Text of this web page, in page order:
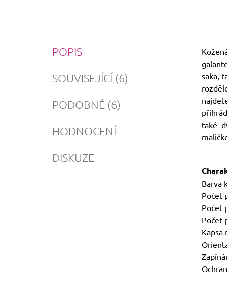
POPIS
SOUVISEJÍCÍ (6)
PODOBNÉ (6)
HODNOCENÍ
DISKUZE
saka,
také
Barva
Počet
Počet
Počet
Kapsa